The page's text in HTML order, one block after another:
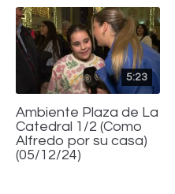
5:23
Ambiente Plaza de La
Catedral 1/2 (Como
Alfredo por su casa)
(05/12/24)